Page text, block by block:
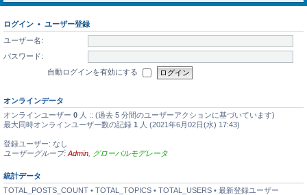
ログイン • ユーザー登録
ユーザー名:
パスワード:
自動ログインを有効にする
オンラインデータ
オンラインユーザー 0 人 :: (過去 5 分間のユーザーアクションに基づいています)
最大同時オンラインユーザー数の記録 1 人 (2021年6月02日(水) 17:43)
登録ユーザー: なし
ユーザーグループ: Admin グローバルモデレータ
統計データ
TOTAL_POSTS_COUNT • TOTAL_TOPICS • TOTAL_USERS • 最新登録ユーザー